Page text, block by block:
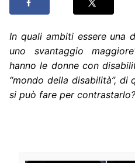
In quali ambiti essere una
uno svantaggio
hanno le donne con
“mondo della disabilità”,
si può fare per contrastarlo?